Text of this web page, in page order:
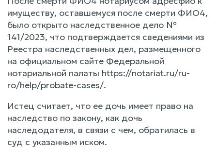
имуществу, оставшемуся после смерти ФИО4,
было открыто наследственное дело №
141/2023, что подтверждается сведениями из
Реестра наследственных дел, размещенного
на официальном сайте Федеральной
нотариальной палаты https://notariat.ru/ru-
ro/help/probate-cases/.
Истец считает, что ее дочь имеет право на
наследство по закону, как дочь
наследодателя, в связи с чем, обратилась в
суд с указанным иском.